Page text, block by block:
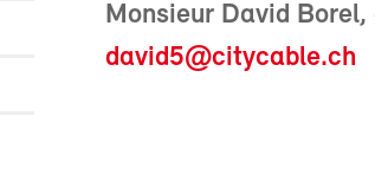
Monsieur David
david5@citycable.ch